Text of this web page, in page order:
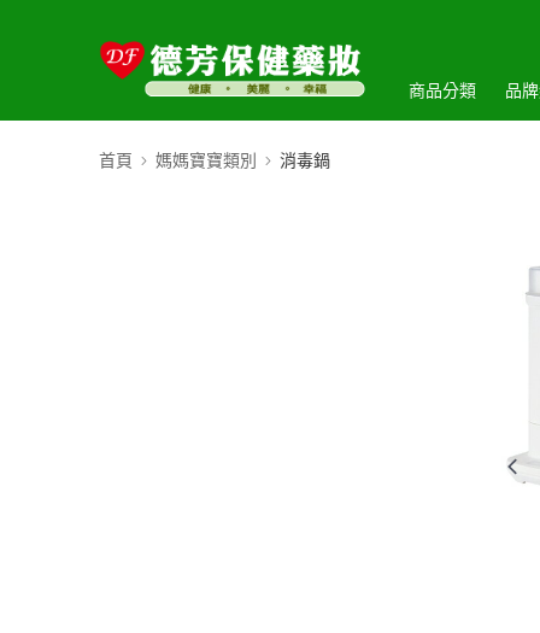
商品分類 品
首頁 媽媽寶寶類別 消毒鍋